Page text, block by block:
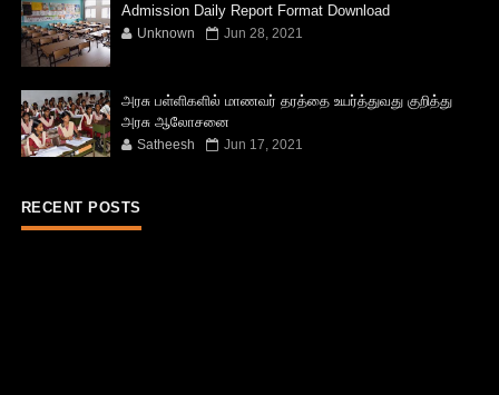
Admission Daily Report Format Download
Unknown Jun 28, 2021
அரசு பள்ளிகளில் மாணவர் தரத்தை உயர்த்துவது குறித்து
அரசு ஆலோசனை
Satheesh Jun 17, 2021
RECENT POSTS